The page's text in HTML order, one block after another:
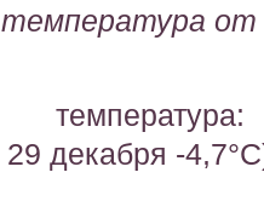
от
декабря -